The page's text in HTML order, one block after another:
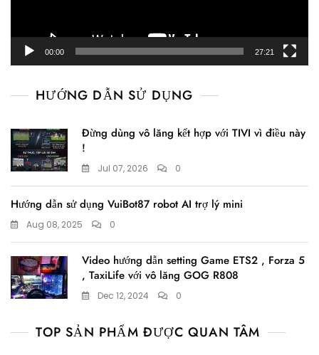
00:00 27:21
HƯỚNG DẪN SỬ DỤNG
Đừng dùng vô lăng kết hợp với TIVI vì điều này
!
Jul 07, 2026 0
Hướng dẫn sử dụng VuiBot87 robot AI trợ lý mini
Aug 08, 2025 0
Video hướng dẫn setting Game ETS2 , Forza 5
, TaxiLife với vô lăng GOG R808
Dec 12, 2024 0
TOP SẢN PHẨM ĐƯỢC QUAN TÂM